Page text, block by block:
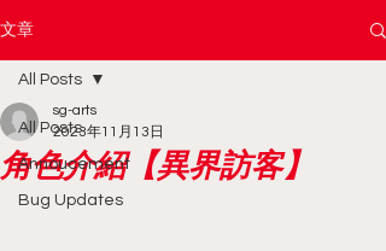
文章
All Posts
Annoucement
Bug Updates
All Posts
角色介紹【異界訪客】
sg-arts
2023年11月13日